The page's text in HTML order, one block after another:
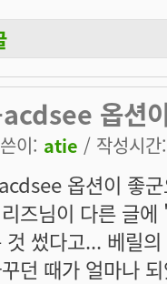
옵션
이: atie / 작성시
옵션이 좋
즈님이 다른 글
것 썼다고... 베릴
던 때가 얼마나